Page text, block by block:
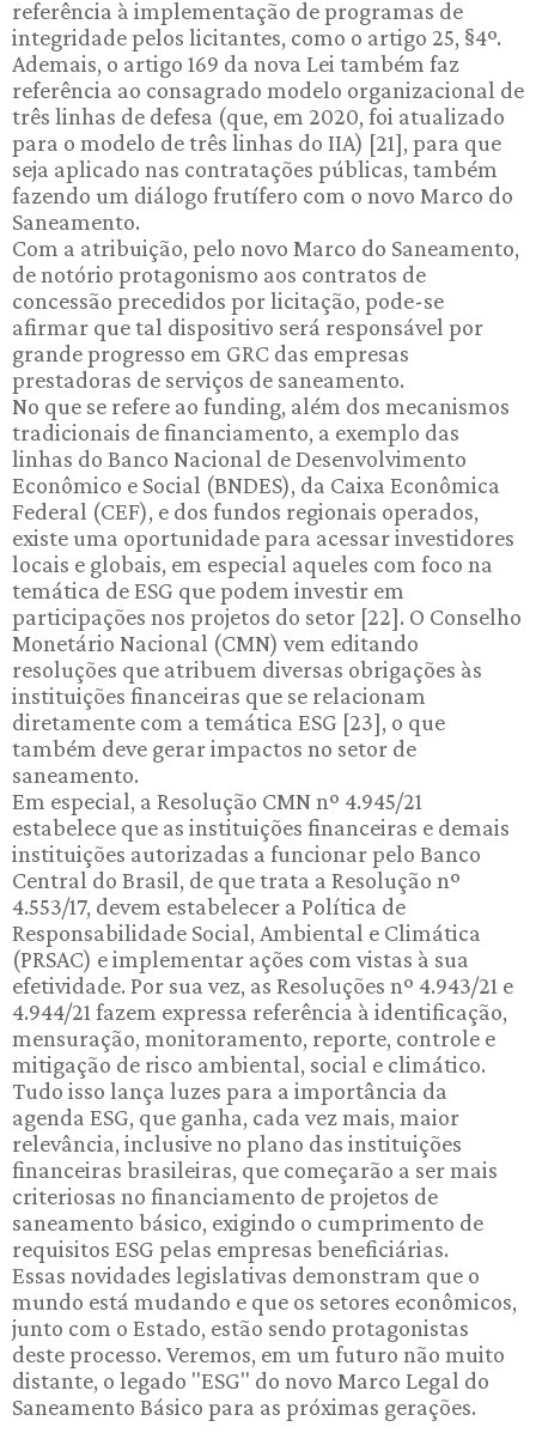
referência à implementação de programas de
integridade pelos licitantes, como o artigo 25, §4º.
Ademais, o artigo 169 da nova Lei também faz
referência ao consagrado modelo organizacional de
três linhas de defesa (que, em 2020, foi atualizado
para o modelo de três linhas do IIA) [21], para que
seja aplicado nas contratações públicas, também
fazendo um diálogo frutífero com o novo Marco do
Saneamento.
Com a atribuição, pelo novo Marco do Saneamento,
de notório protagonismo aos contratos de
concessão precedidos por licitação, pode-se
afirmar que tal dispositivo será responsável por
grande progresso em GRC das empresas
prestadoras de serviços de saneamento.
No que se refere ao funding, além dos mecanismos
tradicionais de financiamento, a exemplo das
linhas do Banco Nacional de Desenvolvimento
Econômico e Social (BNDES), da Caixa Econômica
Federal (CEF), e dos fundos regionais operados,
existe uma oportunidade para acessar investidores
locais e globais, em especial aqueles com foco na
temática de ESG que podem investir em
participações nos projetos do setor [22]. O Conselho
Monetário Nacional (CMN) vem editando
resoluções que atribuem diversas obrigações às
instituições financeiras que se relacionam
diretamente com a temática ESG [23], o que
também deve gerar impactos no setor de
saneamento.
Em especial, a Resolução CMN nº 4.945/21
estabelece que as instituições financeiras e demais
instituições autorizadas a funcionar pelo Banco
Central do Brasil, de que trata a Resolução nº
4.553/17, devem estabelecer a Política de
Responsabilidade Social, Ambiental e Climática
(PRSAC) e implementar ações com vistas à sua
efetividade. Por sua vez, as Resoluções nº 4.943/21 e
4.944/21 fazem expressa referência à identificação,
mensuração, monitoramento, reporte, controle e
mitigação de risco ambiental, social e climático.
Tudo isso lança luzes para a importância da
agenda ESG, que ganha, cada vez mais, maior
relevância, inclusive no plano das instituições
financeiras brasileiras, que começarão a ser mais
criteriosas no financiamento de projetos de
saneamento básico, exigindo o cumprimento de
requisitos ESG pelas empresas beneficiárias.
Essas novidades legislativas demonstram que o
mundo está mudando e que os setores econômicos,
junto com o Estado, estão sendo protagonistas
deste processo. Veremos, em um futuro não muito
distante, o legado "ESG" do novo Marco Legal do
Saneamento Básico para as próximas gerações.